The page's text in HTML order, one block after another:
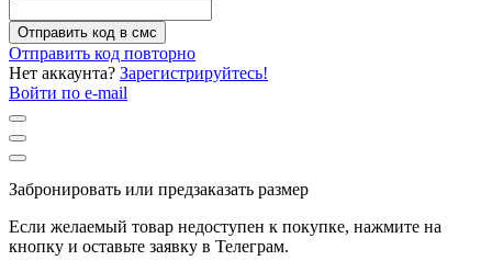
Отправить код в смс
Отправить код повторно
Нет аккаунта? Зарегистрируйтесь!
Войти по e-mail
Забронировать или предзаказать размер
Если желаемый товар недоступен к покупке, нажмите на
кнопку и оставьте заявку в Телеграм.